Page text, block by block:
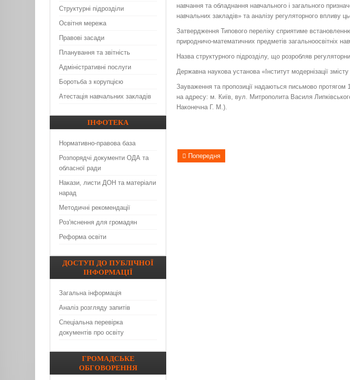
навчання та обладнання навчального і загального
навчальних закладів» та аналізу регуляторного впливу
Затвердження Типового переліку сприятиме
природничо-математичних предметів загальноосвітніх
Назва структурного підрозділу, що розробляв
Державна наукова установа «Інститут модернізації змісту
Зауваження та пропозиції надаються письмово протягом
на адресу: м. Київ, вул. Митрополита Василя
Наконечна Г. М.).
Попередня
Структурні підрозділи
Освітня мережа
Правові засади
Планування та звітність
Адміністративні послуги
Боротьба з корупцією
Атестація навчальних закладів
ІНФОТЕКА
Нормативно-правова база
Розпорядчі документи ОДА та
обласної ради
Накази, листи ДОН та матеріали
нарад
Методичні рекомендації
Роз'яснення для громадян
Реформа освіти
ДОСТУП ДО ПУБЛІЧНОЇ
ІНФОРМАЦІЇ
Загальна інформація
Аналіз розгляду запитів
Спеціальна перевірка
документів про освіту
ГРОМАДСЬКЕ
ОБГОВОРЕННЯ